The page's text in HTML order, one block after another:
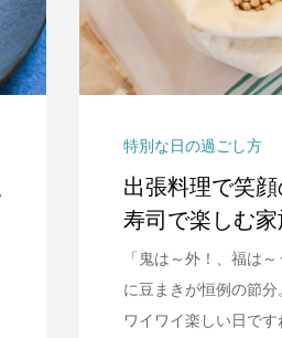
特別な日の過ごし方
出張料理で笑
寿司で楽しむ家
「鬼は～外！、福は
に豆まきが恒例の節
ワイワイ楽しい日です